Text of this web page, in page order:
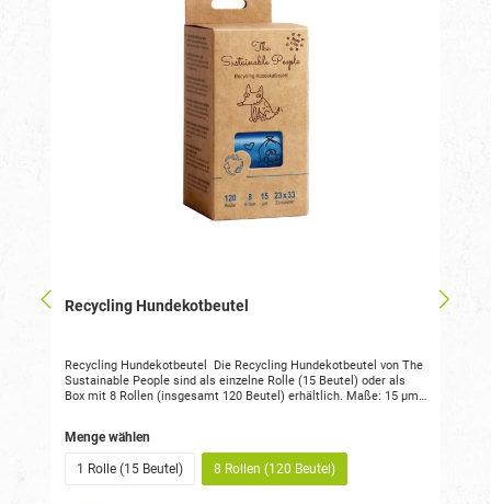
Recycling Hundekotbeutel
Recycling Hundekotbeutel Die Recycling Hundekotbeutel von The
Sustainable People sind als einzelne Rolle (15 Beutel) oder als
Box mit 8 Rollen (insgesamt 120 Beutel) erhältlich. Maße: 15 µm,
Blauen Engel zertifiziert hergestellt in der EU Rollenkern aus
aus mindestens 80% Post-Consumer-Rezyklat (PE). Dieses
Material ist besonders ressourcenschonend, da kein neues Erdöl
Menge wählen
1 Rolle (15 Beutel) 8 Rollen (120 Beutel)